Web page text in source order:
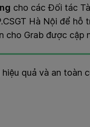
cho các Đối tác
Hà Nội để
cho Grab được cập
quả và an toàn